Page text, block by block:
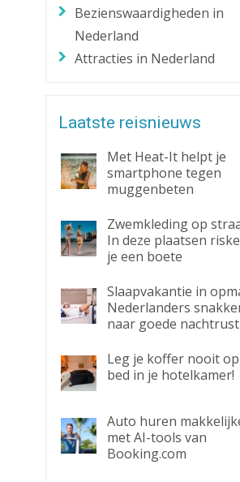
Bezienswaardigheden in
Nederland
Attracties in Nederland
Laatste reisnieuws
Met Heat-It helpt je
smartphone tegen
muggenbeten
Zwemkleding op
In deze plaatsen
je een boete
Slaapvakantie in
Nederlanders
naar goede nachtrust
Leg je koffer nooit op
bed in je hotelkamer!
Auto huren
met AI-tools van
Booking.com